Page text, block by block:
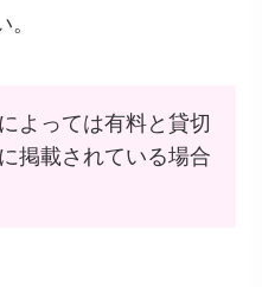
よっては有料と貸切
掲載されている場合